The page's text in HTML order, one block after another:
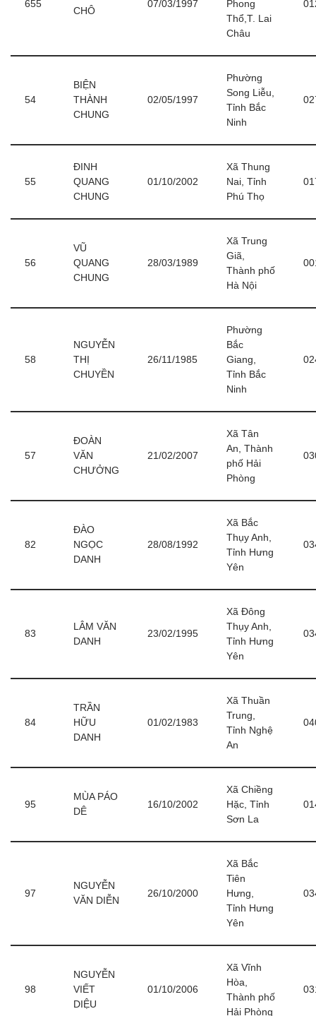
655
CHÔ
07/03/1997
Phong
Thổ,T. Lai
Châu
54
BIỆN
THÀNH
CHUNG
02/05/1997
Phường
Song Liễu,
Tỉnh Bắc
Ninh
55
ĐINH
QUANG
CHUNG
01/10/2002
Xã Thung
Nai, Tỉnh
Phú Thọ
56
VŨ
QUANG
CHUNG
28/03/1989
Xã Trung
Giã,
Thành phố
Hà Nội
58
NGUYỄN
THỊ
CHUYỀN
26/11/1985
Phường
Bắc
Giang,
Tỉnh Bắc
Ninh
57
ĐOÀN
VĂN
CHƯỞNG
21/02/2007
Xã Tân
An, Thành
phố Hải
Phòng
82
ĐÀO
NGỌC
DANH
28/08/1992
Xã Bắc
Thụy Anh,
Tỉnh Hưng
Yên
83
LÂM VĂN
DANH
23/02/1995
Xã Đông
Thụy Anh,
Tỉnh Hưng
Yên
84
TRẦN
HỮU
DANH
01/02/1983
Xã Thuần
Trung,
Tỉnh Nghệ
An
95
MÙA PÁO
DÊ
16/10/2002
Xã Chiềng
Hặc, Tỉnh
Sơn La
97
NGUYỄN
VĂN DIỄN
26/10/2000
Xã Bắc
Tiên
Hưng,
Tỉnh Hưng
Yên
98
NGUYỄN
VIẾT
DIỆU
01/10/2006
Xã Vĩnh
Hòa,
Thành phố
Hải Phòng